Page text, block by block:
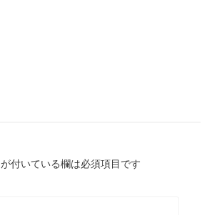
が付いている欄は必須項目です